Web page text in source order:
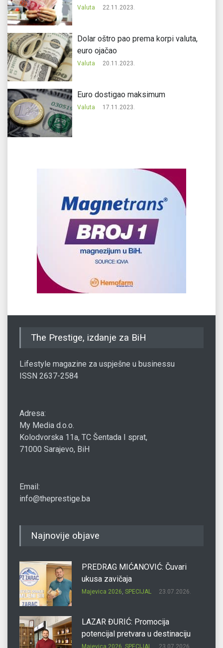
Valuta 22.11.2023.
Dolar oštro pao prema korpi valuta,
euro ojačao
Valuta 20.11.2023.
Еuro dostigao maksimum
Valuta 17.11.2023.
The Prestige, izdanje za BiH
Lifestyle magazine za uspješne u businessu
ISSN 2637-2584
Adresa:
My Media d.o.o.
Kolodvorska 11a, TC Šentada I sprat,
71000 Sarajevo, BiH
Email:
info@theprestige.ba
Najnovije objave
PREDRAG MIĆANOVIĆ: Čuvari
ukusa zavičaja
Majevica 2026, SPECIJAL 23.07.2026.
LAZAR ĐURIĆ: Promocija
potencijal pretvara u destinaciju